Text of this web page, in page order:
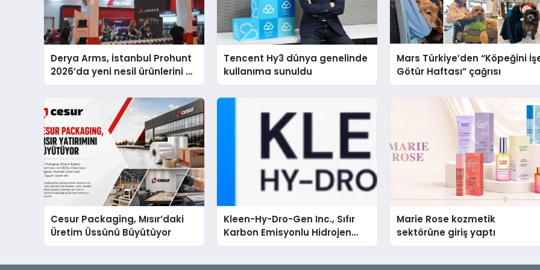
Derya Arms, İstanbul Prohunt
2026’da yeni nesil ürünlerini ve
global marka vizyonunu
Tencent Hy3 dünya genelinde
kullanıma sunuldu
Mars Türkiye’den “Köpeğini
Götür Haftası” çağrısı
Cesur Packaging, Mısır’daki
Üretim Üssünü Büyütüyor
Kleen-Hy-Dro-Gen Inc., Sıfır
Karbon Emisyonlu Hidrojen
Isıtma Teknolojisinde ISO ve
Marie Rose kozmetik
sektörüne giriş yaptı